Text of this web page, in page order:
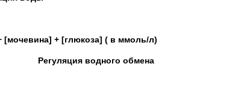
[мочевина] + [глюкоза] ( в ммоль/л)
Регуляция водного обмена